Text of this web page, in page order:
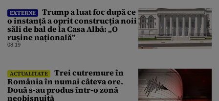
EXTERNE
Trump a luat foc după ce
o instanță a oprit construcția noii
săli de bal de la Casa Albă: „O
rușine națională”
08:19
ACTUALITATE
Trei cutremure în
România în numai câteva ore.
Două s-au produs într-o zonă
neobișnuită